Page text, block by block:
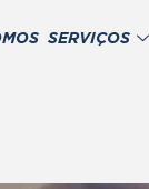
SERVIÇOS